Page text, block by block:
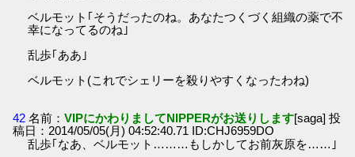
ベルモット｢そうだったのね。あなたつくづく組織の薬で不
幸になってるのね｣
乱歩｢ああ｣
ベルモット(これでシェリーを殺りやすくなったわね)
42 名前：VIPにかわりましてNIPPERがお送りします[saga] 投
稿日：2014/05/05(月) 04:52:40.71 ID:CHJ6959DO
乱歩｢なあ、ベルモット………もしかしてお前灰原を……｣